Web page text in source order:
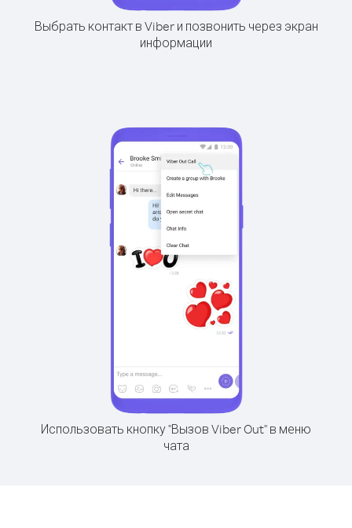
Выбрать контакт в Viber и позвонить через экран
информации
Использовать кнопку "Вызов Viber Out" в меню
чата